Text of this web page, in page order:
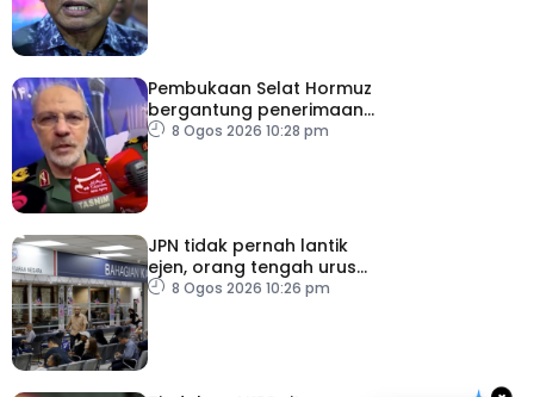
Pembukaan Selat Hormuz
bergantung penerimaan
AS – IRGC
8 Ogos 2026 10:28 pm
JPN tidak pernah lantik
ejen, orang tengah urus
dokumentasi
8 Ogos 2026 10:26 pm